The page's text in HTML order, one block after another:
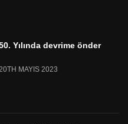
Yılında devrime önder
20TH MAYIS 2023